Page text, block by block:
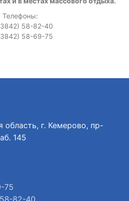
Телефоны:
58-82-40
58-69-75
область, г. Кемерово, пр-
145
75
82-40